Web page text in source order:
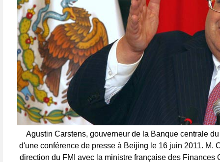
Agustin Carstens, gouverneur de la Banque centrale
d'une conférence de presse à Beijing le 16 juin 2011. M.
direction du FMI avec la ministre française des Finances